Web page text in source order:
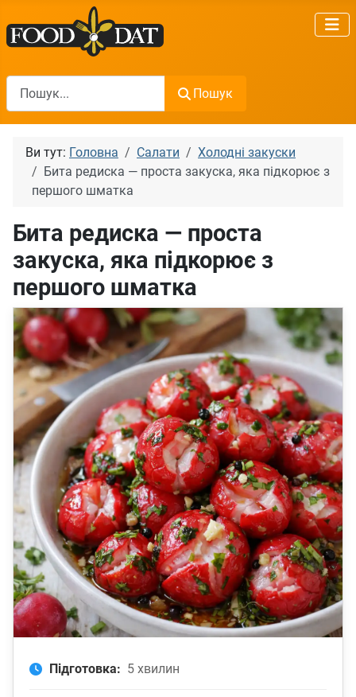
Пошук
Пошук
Ви тут: Головна Салати
Холодні закуски
Бита редиска — проста закуска, яка підкорює з
першого шматка
Бита редиска — проста
закуска, яка підкорює з
першого шматка
Підготовка: 5 хвилин